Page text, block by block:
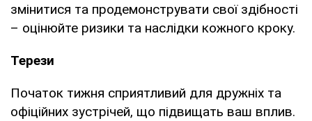
змінитися та продемонструвати свої здібності
– оцінюйте ризики та наслідки кожного кроку.
Терези
Початок тижня сприятливий для дружніх та
офіційних зустрічей, що підвищать ваш вплив.